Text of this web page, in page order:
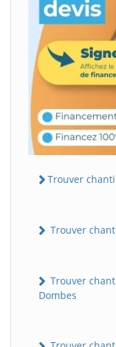
Trouver
Trouver
Trouver
Dombes